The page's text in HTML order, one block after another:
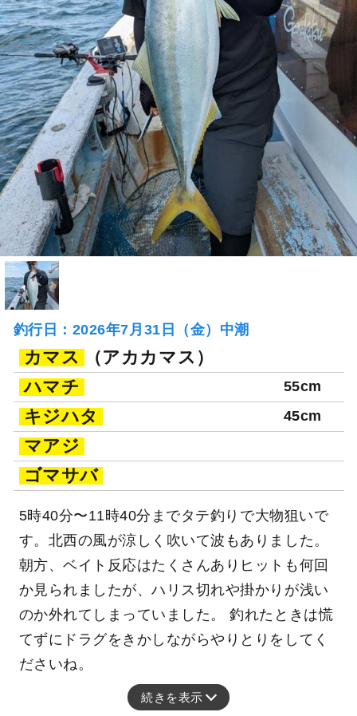
釣行日：2026年7月31日（金）中潮
カマス
（アカカマス）
ハマチ
55cm
キジハタ 45cm
マアジ
ゴマサバ
5時40分〜11時40分までタテ釣りで大物狙いで
す。北西の風が涼しく吹いて波もありました。
朝方、ベイト反応はたくさんありヒットも何回
か見られましたが、ハリス切れや掛かりが浅い
のか外れてしまっていました。 釣れたときは慌
てずにドラグをきかしながらやりとりをしてく
ださいね。
続きを表示